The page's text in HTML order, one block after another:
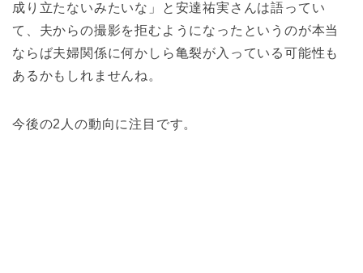
成り立たないみたいな」と安達祐実さんは語ってい
て、夫からの撮影を拒むようになったというのが本当
ならば夫婦関係に何かしら亀裂が入っている可能性も
あるかもしれませんね。
今後の2人の動向に注目です。